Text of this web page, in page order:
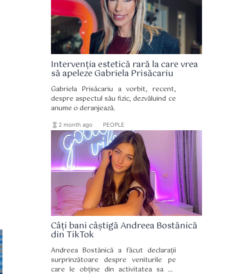
Intervenția estetică rară la care vrea
să apeleze Gabriela Prisăcariu
Gabriela Prisăcariu a vorbit, recent,
despre aspectul său fizic, dezvăluind ce
anume o deranjează.
hourglass_full 2 month ago PEOPLE
Câți bani câștigă Andreea Bostănică
din TikTok
Andreea Bostănică a făcut declarații
surprinzătoare despre veniturile pe
care le obține din activitatea sa pe